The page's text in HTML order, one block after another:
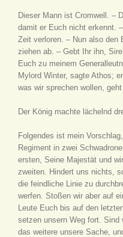
Dieser Mann ist Cromwell. –
damit er Euch nicht erkennt.
Zeit verloren. – Nun also den
ziehen ab. – Gebt Ihr ihn,
Euch zu meinem
Mylord Winter, sagte Athos;
was wir sprechen wollen,
Der König machte lächelnd
Folgendes ist mein
Regiment in zwei
ersten, Seine Majestät und
zweiten. Hindert uns nichts,
die feindliche Linie zu
werfen. Stoßen wir aber auf
Leute Euch bis auf den
setzen unsern Weg fort.
das weitere unsere Sache,